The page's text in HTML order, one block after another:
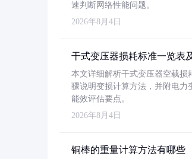
速判断网络性能问题。
2026年8月4日
干式变压器损耗标准一览表
本文详细解析干式变压器空载损
骤说明变损计算方法，并附电力
能效评估要点。
2026年8月4日
铜棒的重量计算方法有哪些